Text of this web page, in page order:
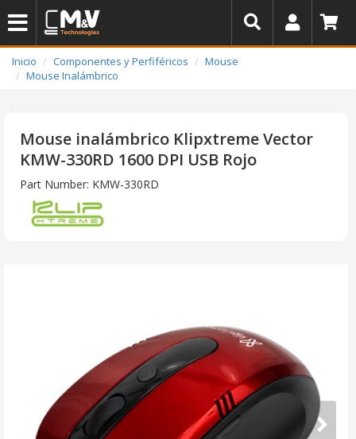
Inicio Componentes y Perfiféricos
Mouse
Mouse Inalámbrico
Mouse inalámbrico Klipxtreme Vector
KMW-330RD 1600 DPI USB Rojo
Part Number: KMW-330RD